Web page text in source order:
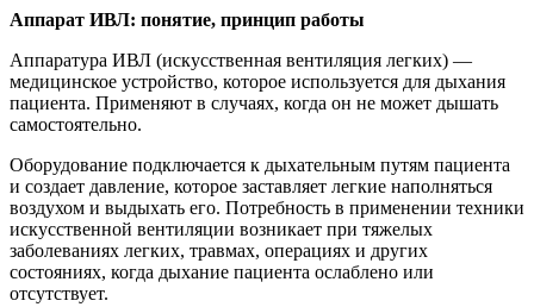
Аппарат ИВЛ: понятие, принцип работы
Аппаратура ИВЛ (искусственная вентиляция легких) —
медицинское устройство, которое используется для дыхания
пациента. Применяют в случаях, когда он не может дышать
самостоятельно.
Оборудование подключается к дыхательным путям пациента
и создает давление, которое заставляет легкие наполняться
воздухом и выдыхать его. Потребность в применении техники
искусственной вентиляции возникает при тяжелых
заболеваниях легких, травмах, операциях и других
состояниях, когда дыхание пациента ослаблено или
отсутствует.